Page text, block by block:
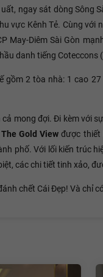
ngay sát dòng Sông
vực Kênh Tẻ. Cùng với
May-Diêm Sài Gòn
danh tiếng
gồm 2 tòa nhà: 1 cao
mong đợi. Đi kèm với
Gold View được thiết
phố. Với lối kiến trúc
các chi tiết tinh xảo,
chết Cái Đẹp! Và chỉ